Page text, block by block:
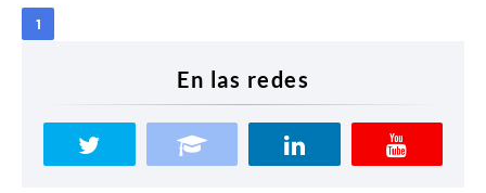
1
En las redes